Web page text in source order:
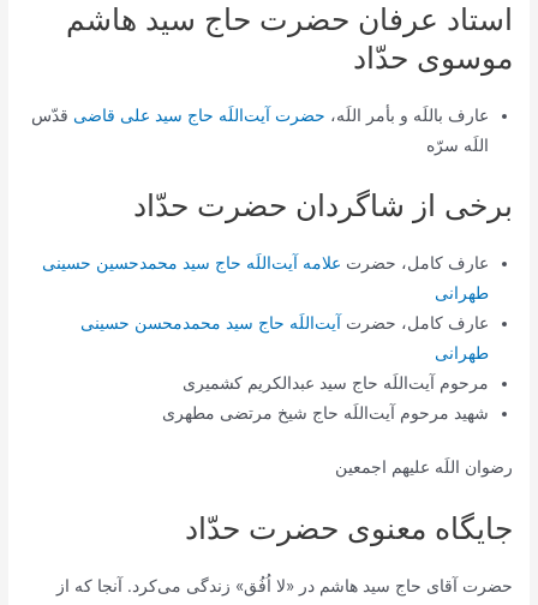
استاد عرفان حضرت حاج سید هاشم
موسوی حدّاد
عارف باللَه و بأمر اللَه، حضرت آیت‌اللَه حاج سید علی قاضی قدّس
اللَه سرّه
برخی از شاگردان حضرت حدّاد
عارف کامل، حضرت علامه آیت‌اللَه حاج سید محمدحسین حسینی
طهرانی
عارف کامل، حضرت آیت‌اللَه حاج سید محمدمحسن حسینی
طهرانی
مرحوم آیت‌اللَه حاج سید عبدالکریم کشمیری
شهید مرحوم آیت‌اللَه حاج شیخ مرتضی مطهری
رضوان اللَه علیهم اجمعین
جایگاه معنوی حضرت حدّاد
حضرت آقاى حاج سيد هاشم در «لا اُفُق» زندگى می‌کرد. آنجا كه از